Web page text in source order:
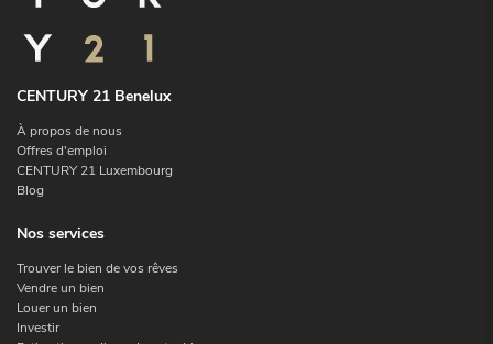
CENTURY 21 Benelux
À propos de nous
Offres d'emploi
CENTURY 21 Luxembourg
Blog
Nos services
Trouver le bien de vos rêves
Vendre un bien
Louer un bien
Investir